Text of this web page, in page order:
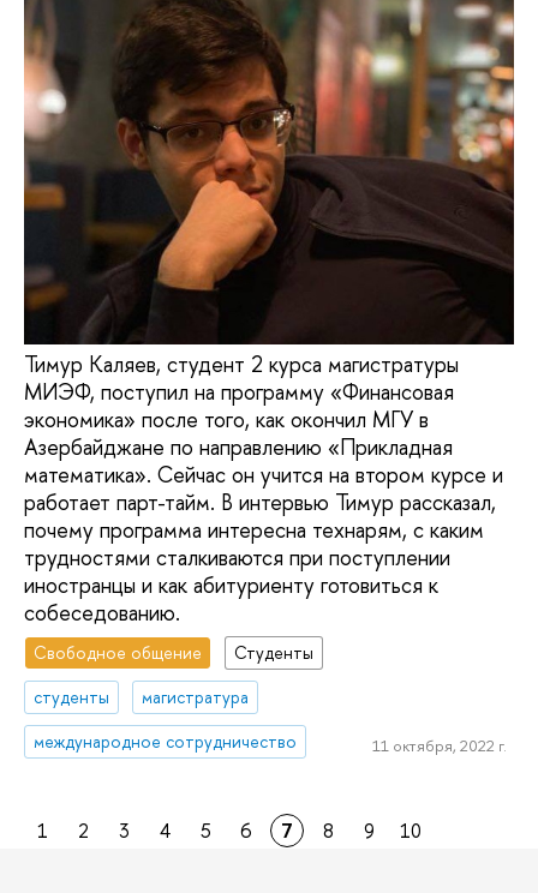
Тимур Каляев, студент 2 курса магистратуры
МИЭФ, поступил на программу «Финансовая
экономика» после того, как окончил МГУ в
Азербайджане по направлению «Прикладная
математика». Сейчас он учится на втором курсе и
работает парт-тайм. В интервью Тимур рассказал,
почему программа интересна технарям, с каким
трудностями сталкиваются при поступлении
иностранцы и как абитуриенту готовиться к
собеседованию.
Свободное общение
Студенты
студенты
магистратура
международное сотрудничество
11 октября, 2022 г.
1 2 3 4 5 6 7 8 9 10